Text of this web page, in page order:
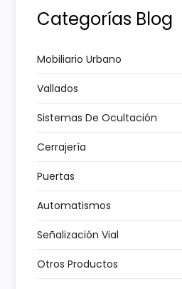
i
ó
n
d
e
e
n
t
Categorías Blog
Mobiliario Urbano
Vallados
Sistemas De Ocultación
Cerrajería
Puertas
Automatismos
Señalización Vial
Otros Productos